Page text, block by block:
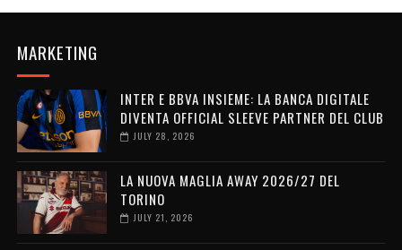
MARKETING
INTER E BBVA INSIEME: LA BANCA DIGITALE
DIVENTA OFFICIAL SLEEVE PARTNER DEL CLUB
JULY 28, 2026
LA NUOVA MAGLIA AWAY 2026/27 DEL
TORINO
JULY 21, 2026